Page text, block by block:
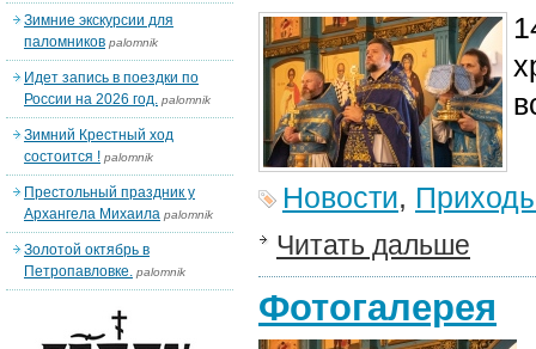
Новости,
Читать дальше
Фотогалерея
Зимние экскурсии для
паломников palomnik
Идет запись в поездки по
России на 2026 год. palomnik
Зимний Крестный ход
состоится ! palomnik
Престольный праздник у
Архангела Михаила palomnik
Золотой октябрь в
Петропавловке. palomnik